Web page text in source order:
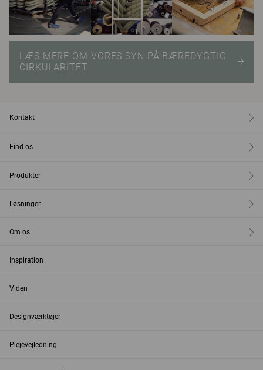
LÆS MERE OM VORES SYN PÅ BÆREDYGTIG
CIRKULARITET
Kontakt
Find os
Produkter
Løsninger
Om os
Inspiration
Viden
Designværktøjer
Plejevejledning